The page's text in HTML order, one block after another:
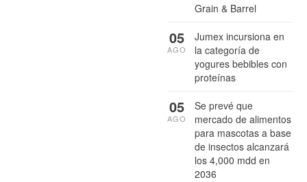
Grain & Barrel
Jumex incursiona en
la categoría de
yogures bebibles con
proteínas
05
AGO
Se prevé que
mercado de alimentos
para mascotas a base
de insectos alcanzará
los 4,000 mdd en
2036
05
AGO